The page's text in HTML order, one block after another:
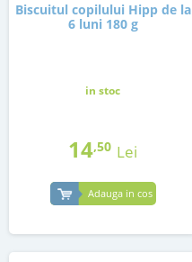
Biscuitul copilului Hipp de la
6 luni 180 g
in stoc
14,50 Lei
Adauga in cos